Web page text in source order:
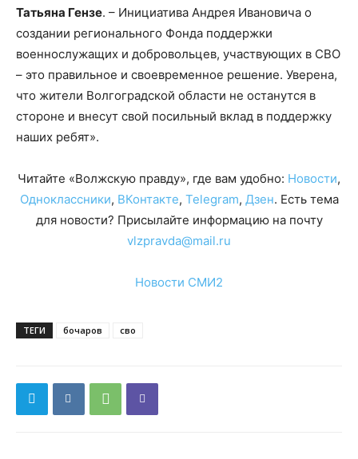
Татьяна Гензе. – Инициатива Андрея Ивановича о
создании регионального Фонда поддержки
военнослужащих и добровольцев, участвующих в СВО
– это правильное и своевременное решение. Уверена,
что жители Волгоградской области не останутся в
стороне и внесут свой посильный вклад в поддержку
наших ребят».
Читайте «Волжскую правду», где вам удобно: Новости,
Одноклассники, ВКонтакте, Telegram, Дзен. Есть тема
для новости? Присылайте информацию на почту
vlzpravda@mail.ru
Новости СМИ2
ТЕГИ бочаров сво